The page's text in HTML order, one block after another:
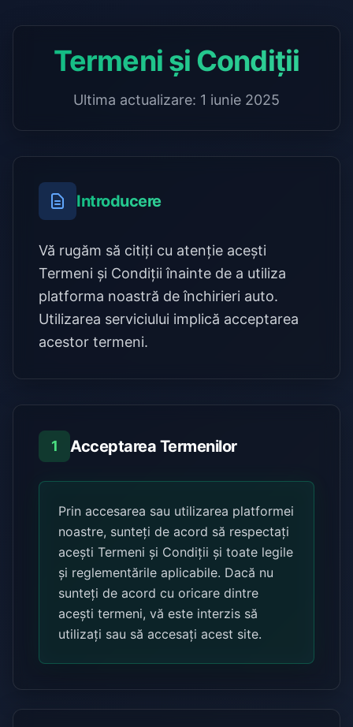
Termeni și Condiții
Ultima actualizare: 1 iunie 2025
Introducere
Vă rugăm să citiți cu atenție acești
Termeni și Condiții înainte de a utiliza
platforma noastră de închirieri auto.
Utilizarea serviciului implică acceptarea
acestor termeni.
1 Acceptarea Termenilor
Prin accesarea sau utilizarea platformei
noastre, sunteți de acord să respectați
acești Termeni și Condiții și toate legile
și reglementările aplicabile. Dacă nu
sunteți de acord cu oricare dintre
acești termeni, vă este interzis să
utilizați sau să accesați acest site.